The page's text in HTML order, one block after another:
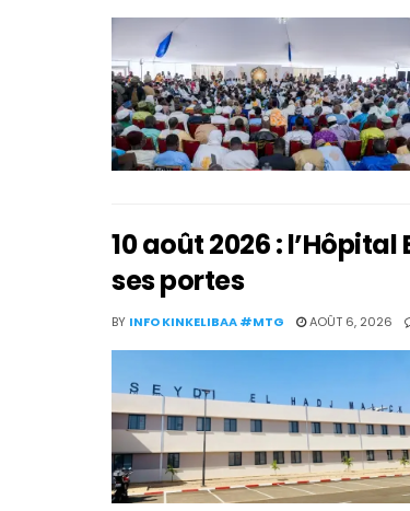
10 août 2026 :
ses portes
BY INFO KINKELIBAA #MTG AOÛT 6, 2026